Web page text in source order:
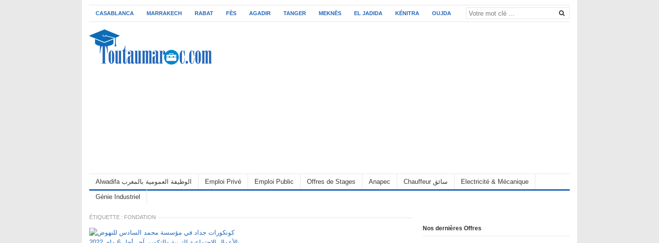
CASABLANCA MARRAKECH RABAT FÈS AGADIR TANGER MEKNÈS EL JADIDA KÉNITRA OUJDA
Alwadifa الوظيفة العمومية بالمغرب Emploi Privé Emploi Public Offres de Stages Anapec Chauffeur سائق Electricité & Mécanique
Génie Industriel
ÉTIQUETTE : FONDATION
Nos dernières Offres